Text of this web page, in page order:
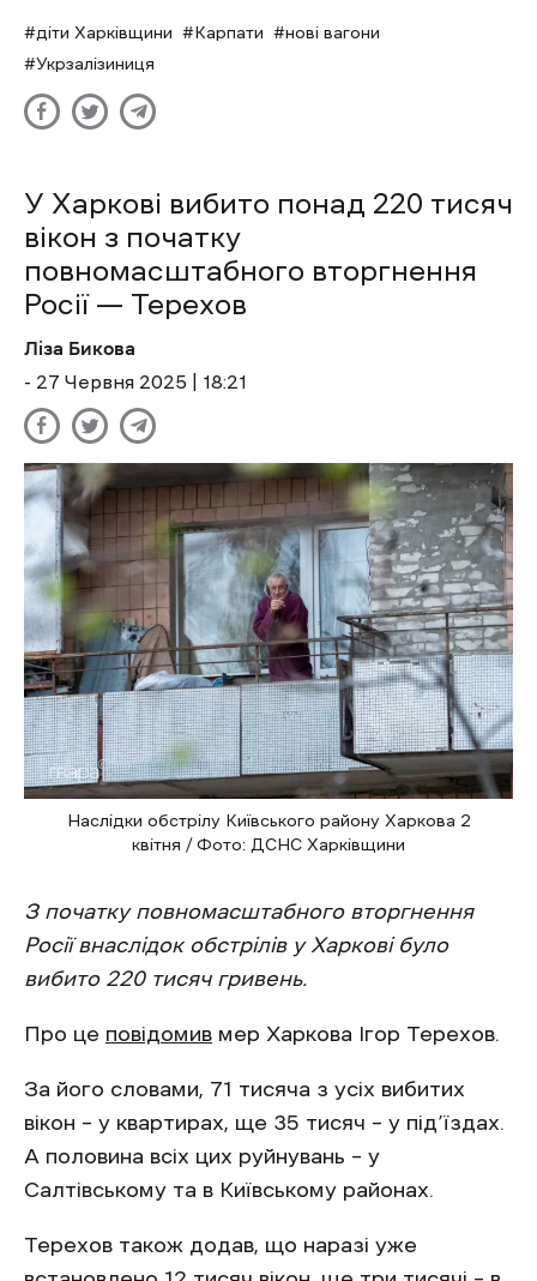
діти Харківщини Карпати
нові вагони
Укрзалізиниця
У Харкові вибито понад 220 тисяч
вікон з початку
повномасштабного вторгнення
Росії — Терехов
Ліза Бикова
- 27 Червня 2025 | 18:21
Наслідки обстрілу Київського району Харкова 2
квітня / Фото: ДСНС Харківщини
З початку повномасштабного вторгнення
Росії внаслідок обстрілів у Харкові було
вибито 220 тисяч гривень.
Про це повідомив мер Харкова Ігор Терехов.
За його словами, 71 тисяча з усіх вибитих
вікон – у квартирах, ще 35 тисяч – у під’їздах.
А половина всіх цих руйнувань – у
Салтівському та в Київському районах.
Терехов також додав, що наразі уже